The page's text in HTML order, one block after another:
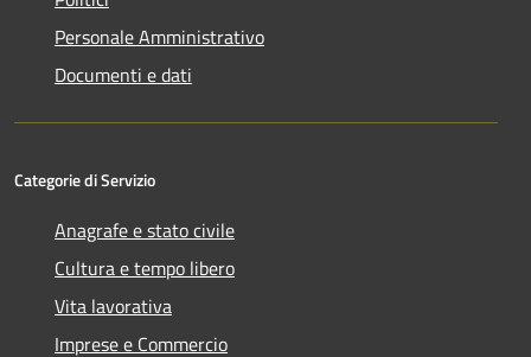
Personale Amministrativo
Documenti e dati
Categorie di Servizio
Anagrafe e stato civile
Cultura e tempo libero
Vita lavorativa
Imprese e Commercio